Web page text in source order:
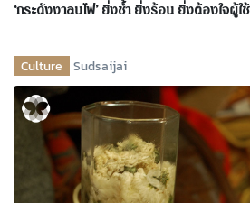
‘กระดังงาลนไฟ’ ยิ่งช้ำ ยิ่งร้อน ยิ่งต้องใจผู้ใ
Culture Sudsaijai